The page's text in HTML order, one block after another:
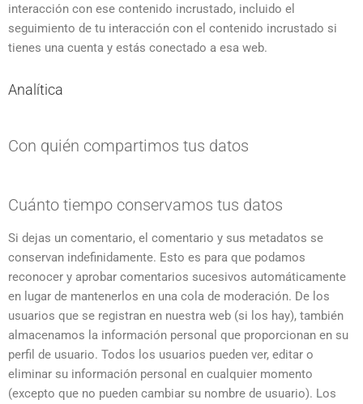
interacción con ese contenido incrustado, incluido el
seguimiento de tu interacción con el contenido incrustado si
tienes una cuenta y estás conectado a esa web.
Analítica
Con quién compartimos tus datos
Cuánto tiempo conservamos tus datos
Si dejas un comentario, el comentario y sus metadatos se
conservan indefinidamente. Esto es para que podamos
reconocer y aprobar comentarios sucesivos automáticamente
en lugar de mantenerlos en una cola de moderación. De los
usuarios que se registran en nuestra web (si los hay), también
almacenamos la información personal que proporcionan en su
perfil de usuario. Todos los usuarios pueden ver, editar o
eliminar su información personal en cualquier momento
(excepto que no pueden cambiar su nombre de usuario). Los